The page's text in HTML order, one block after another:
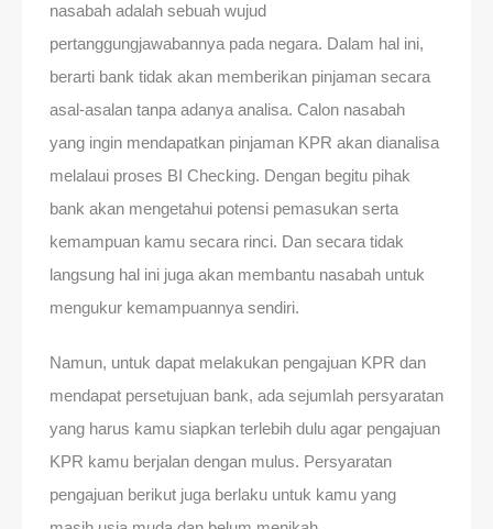
nasabah adalah sebuah wujud
pertanggungjawabannya pada negara. Dalam hal ini,
berarti bank tidak akan memberikan pinjaman secara
asal-asalan tanpa adanya analisa. Calon nasabah
yang ingin mendapatkan pinjaman KPR akan dianalisa
melalaui proses BI Checking. Dengan begitu pihak
bank akan mengetahui potensi pemasukan serta
kemampuan kamu secara rinci. Dan secara tidak
langsung hal ini juga akan membantu nasabah untuk
mengukur kemampuannya sendiri.
Namun, untuk dapat melakukan pengajuan KPR dan
mendapat persetujuan bank, ada sejumlah persyaratan
yang harus kamu siapkan terlebih dulu agar pengajuan
KPR kamu berjalan dengan mulus. Persyaratan
pengajuan berikut juga berlaku untuk kamu yang